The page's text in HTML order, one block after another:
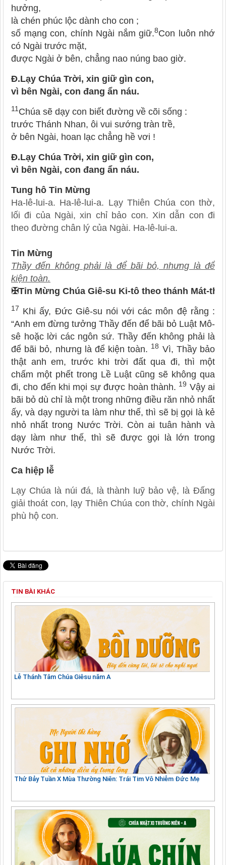
hưởng,
là chén phúc lộc dành cho con ;
số mạng con, chính Ngài nắm giữ.8Con luôn nhớ
có Ngài trước mặt,
được Ngài ở bên, chẳng nao núng bao giờ.
Đ.Lạy Chúa Trời, xin giữ gìn con,
vì bên Ngài, con đang ẩn náu.
11 Chúa sẽ dạy con biết đường về cõi sống :
trước Thánh Nhan, ôi vui sướng tràn trề,
ở bên Ngài, hoan lạc chẳng hề vơi !
Đ.Lạy Chúa Trời, xin giữ gìn con,
vì bên Ngài, con đang ẩn náu.
Tung hô Tin Mừng
Ha-lê-lui-a. Ha-lê-lui-a. Lạy Thiên Chúa con thờ,
lối đi của Ngài, xin chỉ bảo con. Xin dẫn con đi
theo đường chân lý của Ngài. Ha-lê-lui-a.
Tin Mừng
Thầy đến không phải là để bãi bỏ, nhưng là để
kiện toàn.
✠Tin Mừng Chúa Giê-su Ki-tô theo thánh Mát-
17 Khi ấy, Đức Giê-su nói với các môn đệ rằng :
“Anh em đừng tưởng Thầy đến để bãi bỏ Luật Mô-
sê hoặc lời các ngôn sứ. Thầy đến không phải là
để bãi bỏ, nhưng là để kiện toàn. 18 Vì, Thầy bảo
thật anh em, trước khi trời đất qua đi, thì một
chấm một phết trong Lề Luật cũng sẽ không qua
đi, cho đến khi mọi sự được hoàn thành. 19 Vậy ai
bãi bỏ dù chỉ là một trong những điều răn nhỏ nhất
ấy, và dạy người ta làm như thế, thì sẽ bị gọi là kẻ
nhỏ nhất trong Nước Trời. Còn ai tuân hành và
dạy làm như thế, thì sẽ được gọi là lớn trong
Nước Trời.
Ca hiệp lễ
Lạy Chúa là núi đá, là thành luỹ bảo vệ, là Đấng
giải thoát con, lạy Thiên Chúa con thờ, chính Ngài
phù hộ con.
TIN BÀI KHÁC
Lễ Thánh Tâm Chúa Giêsu năm A
Thứ Bảy Tuần X Mùa Thường Niên: Trái Tim Vô Nhiễm Đức Mẹ